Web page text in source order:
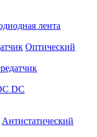
лента
Оптический
DC
Антистатический